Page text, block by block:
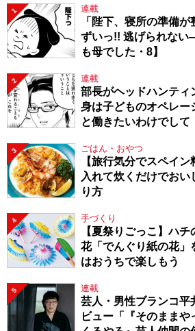
1 連載
「陛下、寝所の準備
ずいっ!! 逃げられな
も母でした・8】
2 連載
部長がヘッドハンティ
身は子どものオペレー
と働きたいわけでし
3 ごはん・おやつ
【旅行気分でスペイ
入れて炊くだけでお
り方
4 手づくり
【夏祭りごっこ】ハ
花「でんぐり紙の花」
はおうちで楽しもう
5 連載
芸人・男性ブランコ平
ビュー「『そのまま